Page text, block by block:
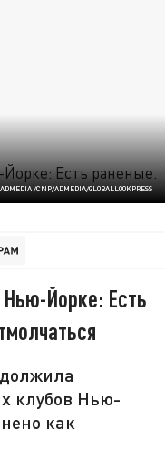
/CNP/ADMEDIA/GLOBALLOOKPRESS
Нью-Йорке: Есть
клубов Нью-
как